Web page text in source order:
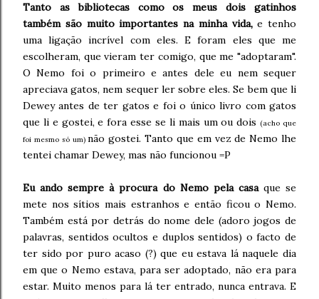
Tanto as bibliotecas como os meus dois gatinhos
também são muito importantes na minha vida,e tenho
uma ligação incrível com eles. E foram eles que me
escolheram, que vieram ter comigo, que me "adoptaram".
O Nemo foi o primeiro e antes dele eu nem sequer
apreciava gatos, nem sequer ler sobre eles. Se bem que li
Dewey antes de ter gatos e foi o único livro com gatos
que li e gostei, e fora esse se li mais um ou dois (acho que
foi mesmo só um)não gostei. Tanto que em vez de Nemo lhe
tentei chamar Dewey, mas não funcionou =P
Eu ando sempre à procura do Nemo pela casaque se
mete nos sítios mais estranhos e então ficou o Nemo.
Também está por detrás do nome dele (adoro jogos de
palavras, sentidos ocultos e duplos sentidos) o facto de
ter sido por puro acaso (?) que eu estava lá naquele dia
em que o Nemo estava, para ser adoptado, não era para
estar. Muito menos para lá ter entrado, nunca entrava. E